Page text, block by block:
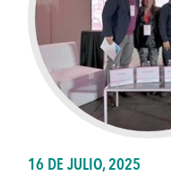
16 DE JULIO, 2025